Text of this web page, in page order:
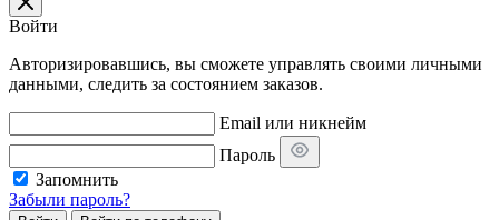
Войти
Авторизировавшись, вы сможете управлять своими личными
данными, следить за состоянием заказов.
Email или никнейм
Пароль
Запомнить
Забыли пароль?